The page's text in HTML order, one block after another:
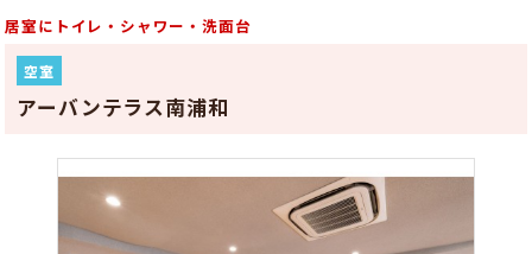
居室にトイレ・シャワー・洗面台
空室
アーバンテラス南浦和